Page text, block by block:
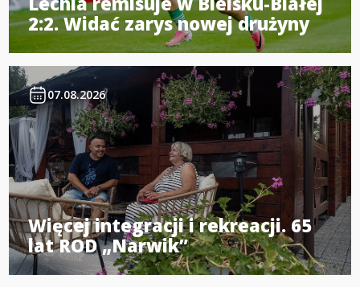
2:2. Widać zarys nowej drużyny
07.08.2026
Więcej integracji i rekreacji. 65
lat ROD „Narwik”